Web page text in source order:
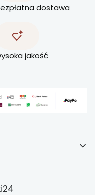
dostawa
jakość